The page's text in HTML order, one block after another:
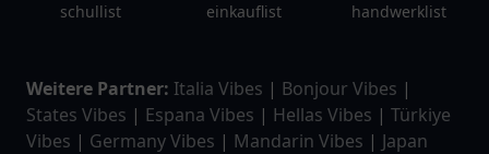
schullist einkauflist handwerklist
Weitere Partner: Italia Vibes | Bonjour Vibes |
States Vibes | Espana Vibes | Hellas Vibes | Türkiye
Vibes | Germany Vibes | Mandarin Vibes | Japan